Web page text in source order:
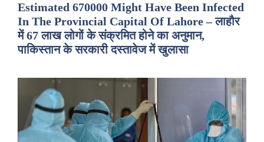
Estimated 670000 Might Have Been Infected
In The Provincial Capital Of Lahore – लाहौर
में 67 लाख लोगों के संक्रमित होने का अनुमान,
पाकिस्तान के सरकारी दस्तावेज में खुलासा